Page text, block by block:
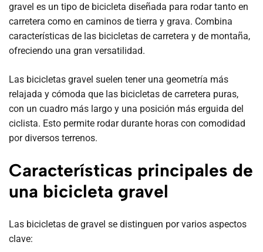
gravel es un tipo de bicicleta diseñada para rodar tanto en
carretera como en caminos de tierra y grava. Combina
características de las bicicletas de carretera y de montaña,
ofreciendo una gran versatilidad.
Las bicicletas gravel suelen tener una geometría más
relajada y cómoda que las bicicletas de carretera puras,
con un cuadro más largo y una posición más erguida del
ciclista. Esto permite rodar durante horas con comodidad
por diversos terrenos.
Características principales de
una bicicleta gravel
Las bicicletas de gravel se distinguen por varios aspectos
clave: